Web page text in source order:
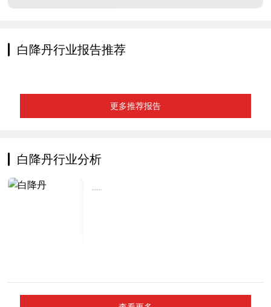
白降丹行业报告推荐
更多推荐报告
白降丹行业分析
......